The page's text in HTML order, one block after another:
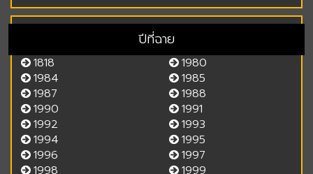
ปีที่ฉาย
1818
1980
1984
1985
1987
1988
1990
1991
1992
1993
1994
1995
1996
1997